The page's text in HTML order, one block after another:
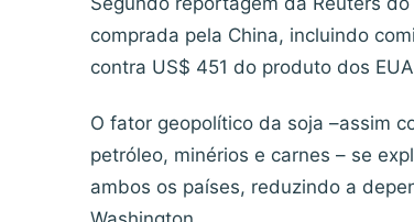
comprada pela China, incluindo
contra US$ 451 do produto dos
O fator geopolítico da soja –assim
petróleo, minérios e carnes – se
ambos os países, reduzindo a